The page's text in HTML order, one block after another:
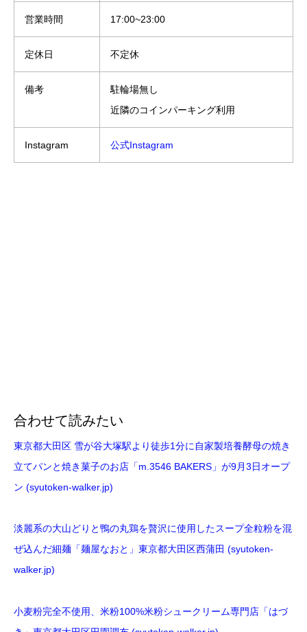
営業時間 17:00~23:00
定休日 不定休
備考
駐輪場無し
近隣のコインパーキング利用
Instagram 公式Instagram
合わせて読みたい
東京都大田区 雪が谷大塚駅より徒歩1分に自家製培養酵母の焼き
立てパンと焼き菓子のお店「m.3546 BAKERS」が9月3日オープ
ン (syutoken-walker.jp)
淡麗系の大山どりと鴨の丸鶏を贅沢に使用したスープ全粒粉を混
ぜ込んだ細麺「麺屋なおと」東京都大田区西蒲田 (syutoken-
walker.jp)
小麦粉完全不使用、米粉100%米粉シュークリーム専門店「はづ